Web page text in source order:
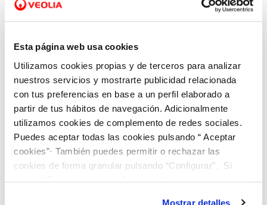
Esta página web usa cookies
Utilizamos cookies propias y de terceros para analizar
nuestros servicios y mostrarte publicidad relacionada
con tus preferencias en base a un perfil elaborado a
partir de tus hábitos de navegación. Adicionalmente
utilizamos cookies de complemento de redes sociales.
Puedes aceptar todas las cookies pulsando “ Aceptar
cookies”· También puedes permitir o rechazar las
cookies de forma granular pulsando “Configurar”. Si
Mostrar detalles
13 JUL 2026
60.000 euros enfocada a la modernización y
digitalización del ciclo del agua en Xeraco